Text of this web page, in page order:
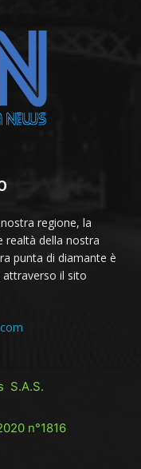
regione, la
realtà della nostra
punta di diamante è
il sito
S.A.S.
n°1816